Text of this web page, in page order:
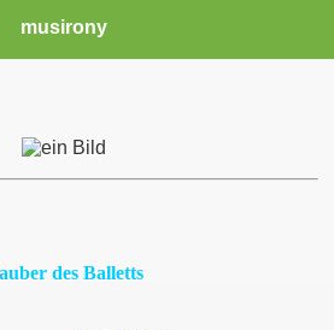
musirony
des Balletts